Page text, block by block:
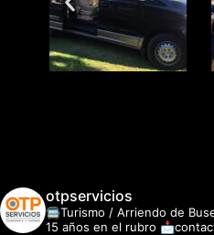
otpservicios
🚍Turismo / Arriendo de
15 años en el rubro